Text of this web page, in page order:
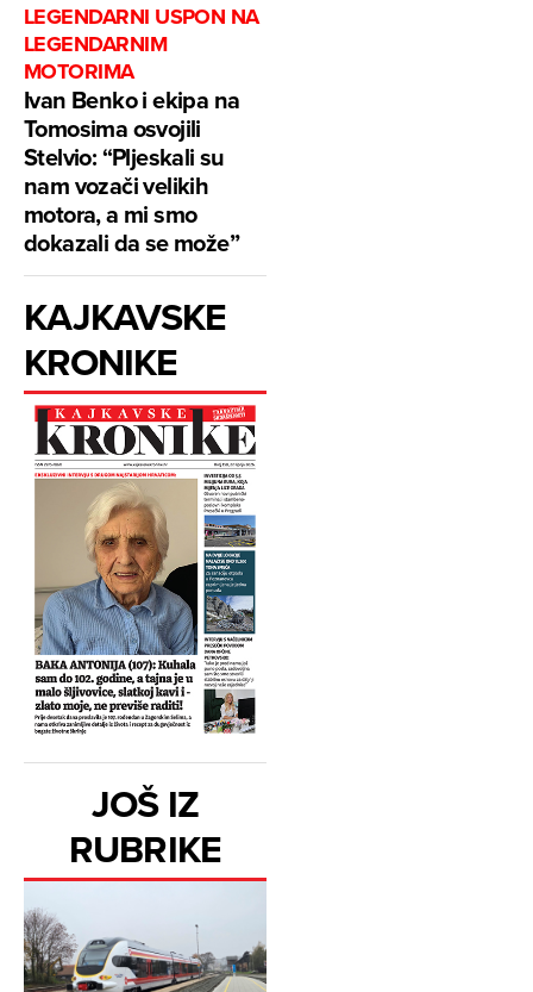
LEGENDARNI USPON NA
LEGENDARNIM
MOTORIMA
Ivan Benko i ekipa na
Tomosima osvojili
Stelvio: “Pljeskali su
nam vozači velikih
motora, a mi smo
dokazali da se može”
KAJKAVSKE
KRONIKE
JOŠ IZ
RUBRIKE